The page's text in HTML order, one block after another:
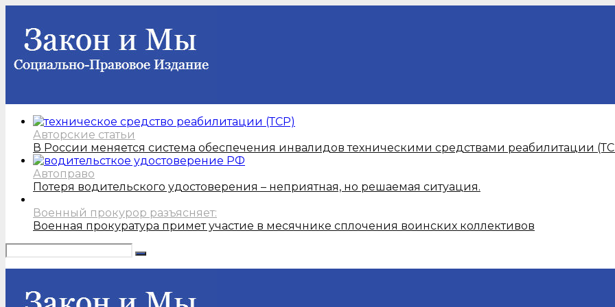
Авторские статьи
В России меняется система обеспечения инвалидов техническими средствами реабилитации
Автоправо
Потеря водительского удостоверения – неприятная, но решаемая ситуация.
Военный прокурор разъясняет:
Военная прокуратура примет участие в месячнике сплочения воинских коллективов